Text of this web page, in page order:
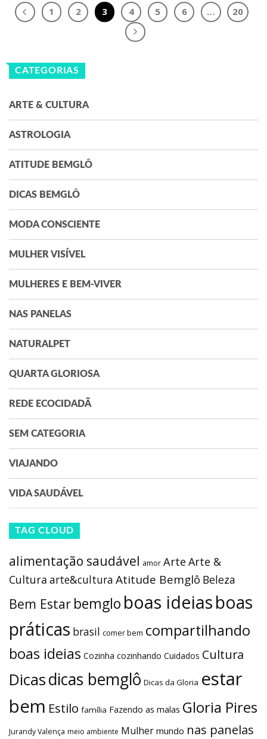
1 2 3 4 5 6 … 20
CATEGORIAS
ARTE & CULTURA
ASTROLOGIA
ATITUDE BEMGLÔ
DICAS BEMGLÔ
MODA CONSCIENTE
MULHER VISÍVEL
MULHERES E BEM-VIVER
NAS PANELAS
NATURALPET
QUARTA GLORIOSA
REDE ECOCIDADÃ
SEM CATEGORIA
VIAJANDO
VIDA SAUDÁVEL
TAG CLOUD
alimentação saudável amor Arte Arte &
Cultura arte&cultura Atitude Bemglô Beleza
Bem Estar bemglo boas ideiasboas
práticas brasil comer bem compartilhando
boas ideias Cozinha cozinhando Cuidados Cultura
Dicasdicas bemglô Dicas da Gloria estar
bem Estilo família Fazendo as malas Gloria Pires
Jurandy Valença meio ambiente Mulher mundo nas panelas